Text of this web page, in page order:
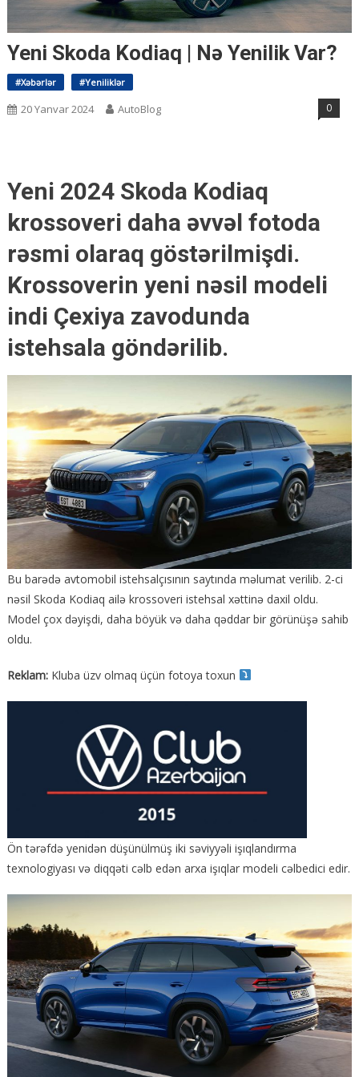
Yeni Skoda Kodiaq | Nə Yenilik Var?
#Xəbərlər #Yeniliklər
20 Yanvar 2024 AutoBlog 0
Yeni 2024 Skoda Kodiaq
krossoveri daha əvvəl fotoda
rəsmi olaraq göstərilmişdi.
Krossoverin yeni nəsil modeli
indi Çexiya zavodunda
istehsala göndərilib.
Bu barədə avtomobil istehsalçısının saytında məlumat verilib. 2-ci
nəsil Skoda Kodiaq ailə krossoveri istehsal xəttinə daxil oldu.
Model çox dəyişdi, daha böyük və daha qəddar bir görünüşə sahib
oldu.
Reklam:Kluba üzv olmaq üçün fotoya toxun
Ön tərəfdə yenidən düşünülmüş iki səviyyəli işıqlandırma
texnologiyası və diqqəti cəlb edən arxa işıqlar modeli cəlbedici edir.